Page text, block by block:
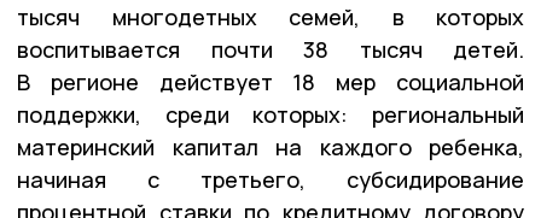
тысяч многодетных семей, в которых
воспитывается почти 38 тысяч детей.
В регионе действует 18 мер социальной
поддержки, среди которых: региональный
материнский капитал на каждого ребенка,
начиная с третьего, субсидирование
процентной ставки по кредитному договору